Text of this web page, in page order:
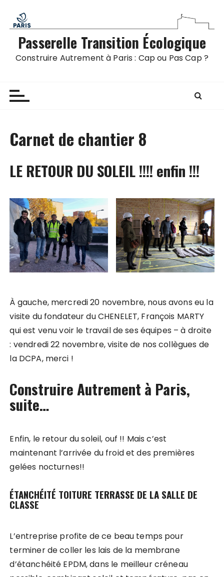
Passerelle Transition Écologique
Construire Autrement à Paris : Cap ou Pas Cap ?
Carnet de chantier 8
LE RETOUR DU SOLEIL !!!! enfin !!!
À gauche, mercredi 20 novembre, nous avons eu la
visite du fondateur du CHENELET, François MARTY
qui est venu voir le travail de ses équipes – à droite
: vendredi 22 novembre, visite de nos collègues de
la DCPA, merci !
Construire Autrement à Paris,
suite…
Enfin, le retour du soleil, ouf !! Mais c’est
maintenant l’arrivée du froid et des premières
gelées nocturnes!!
ÉTANCHÉITÉ TOITURE TERRASSE DE LA SALLE DE
CLASSE
L’entreprise profite de ce beau temps pour
terminer de coller les lais de la membrane
d’étanchéité EPDM, dans le meilleur créneau